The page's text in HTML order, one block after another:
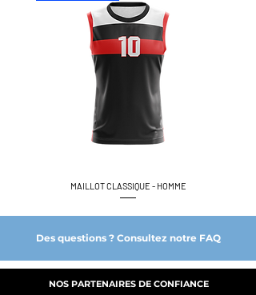
MAILLOT CLASSIQUE - HOMME
Des questions ? Consultez notre FAQ
NOS PARTENAIRES DE CONFIANCE